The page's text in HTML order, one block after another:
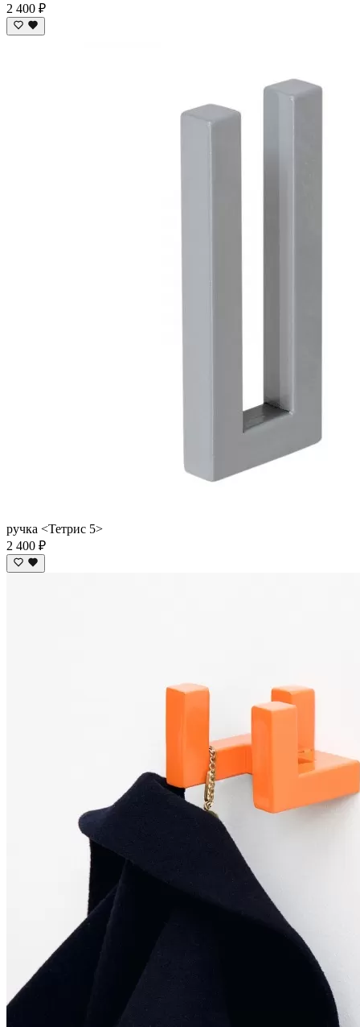
2 400 ₽
ручка <Тетрис 5>
2 400 ₽